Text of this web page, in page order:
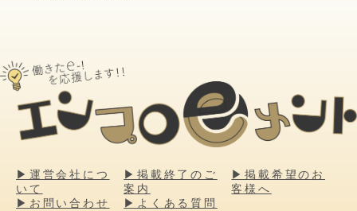
▶運営会社につ
いて
▶掲載終了のご
案内
▶掲載希望のお
客様へ
▶お問い合わせ
▶よくある質問